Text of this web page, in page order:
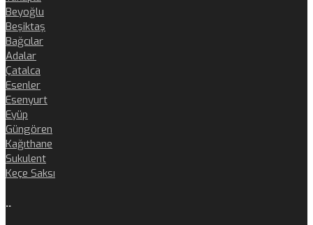
Beyoğlu
Beşiktaş
Bağcılar
Adalar
Çatalca
Esenler
Esenyurt
Eyüp
Güngören
Kağıthane
Sukulent
Keçe Saksı
..